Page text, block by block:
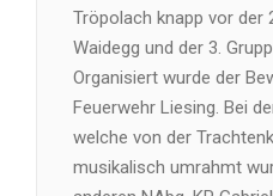
Tröpolach knapp vor der
Waidegg und der 3.
Organisiert wurde der
Feuerwehr Liesing. Bei
welche von der
musikalisch umrahmt